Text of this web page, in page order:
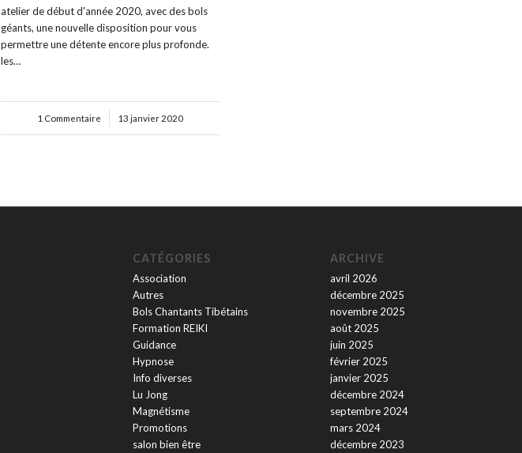
atelier de début d'année 2020, avec des bols
géants, une nouvelle disposition pour vous
permettre une détente encore plus profonde.
les…
1 Commentaire
/ 13 janvier 2020
CATÉGORIES
Association
Autres
Bols Chantants Tibétains
Formation REIKI
Guidance
Hypnose
Info diverses
Lu Jong
Magnétisme
Promotions
salon bien être
ARCHIVE
avril 2026
décembre 2025
novembre 2025
août 2025
juin 2025
février 2025
janvier 2025
décembre 2024
septembre 2024
mars 2024
décembre 2023